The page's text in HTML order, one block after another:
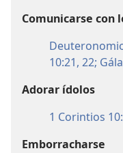
Comunicarse con
10:21, 22;
Adorar ídolos
1 Corintios
Emborracharse